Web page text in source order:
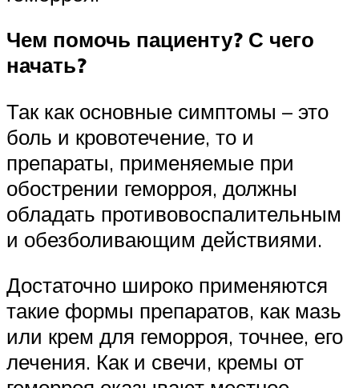
Чем помочь пациенту? С чего
начать?
Так как основные симптомы – это
боль и кровотечение, то и
препараты, применяемые при
обострении геморроя, должны
обладать противовоспалительным
и обезболивающим действиями.
Достаточно широко применяются
такие формы препаратов, как мазь
или крем для геморроя, точнее, его
лечения. Как и свечи, кремы от